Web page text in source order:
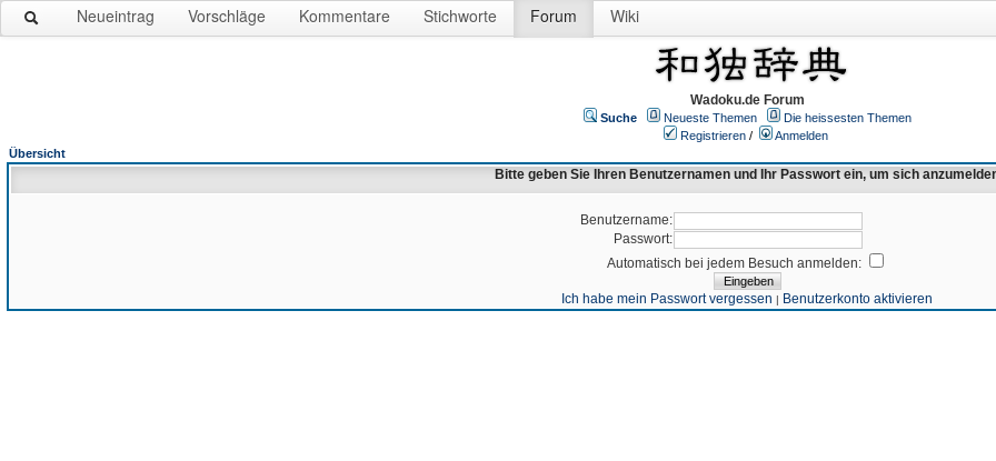
Neueintrag Vorschläge Kommentare Stichworte Forum Wiki
Wadoku.de Forum
Suche Neueste Themen
Die heissesten Themen
Registrieren /
Anmelden
Übersicht
Bitte geben Sie Ihren Benutzernamen und Ihr Passwort ein, um sich
Benutzername:
Passwort:
Automatisch bei jedem Besuch anmelden:
Ich habe mein Passwort vergessen | Benutzerkonto aktivieren